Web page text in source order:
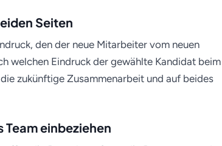
Seiten
den der neue Mitarbeiter vom neuen
welchen Eindruck der gewählte Kandidat beim
zukünftige Zusammenarbeit und auf beides
einbeziehen